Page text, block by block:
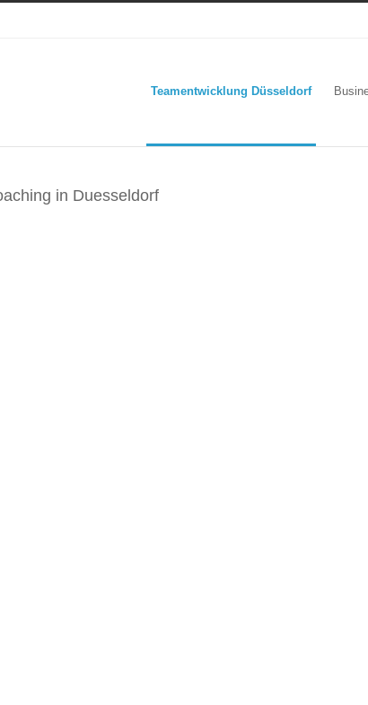
Teamentwicklung Düsseldorf